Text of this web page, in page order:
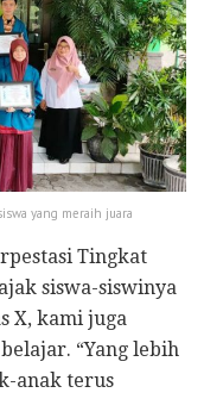
yang meraih juara
Tingkat
siswa-siswinya
X, kami juga
“Yang lebih
anak terus